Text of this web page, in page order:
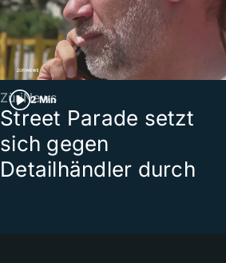
2 Min
ZüriNews
Street Parade setzt
sich gegen
Detailhändler durch